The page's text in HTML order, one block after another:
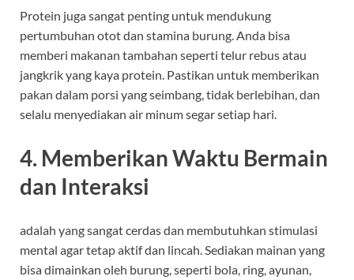
Protein juga sangat penting untuk mendukung
pertumbuhan otot dan stamina burung. Anda bisa
memberi makanan tambahan seperti telur rebus atau
jangkrik yang kaya protein. Pastikan untuk memberikan
pakan dalam porsi yang seimbang, tidak berlebihan, dan
selalu menyediakan air minum segar setiap hari.
4. Memberikan Waktu Bermain
dan Interaksi
adalah yang sangat cerdas dan membutuhkan stimulasi
mental agar tetap aktif dan lincah. Sediakan mainan yang
bisa dimainkan oleh burung, seperti bola, ring, ayunan,